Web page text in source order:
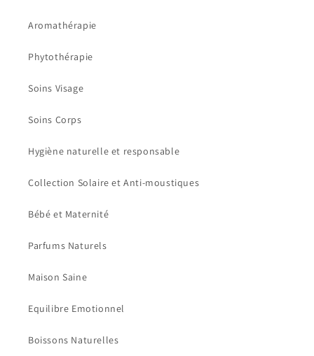
Aromathérapie
Phytothérapie
Soins Visage
Soins Corps
Hygiène naturelle et responsable
Collection Solaire et Anti-moustiques
Bébé et Maternité
Parfums Naturels
Maison Saine
Equilibre Emotionnel
Boissons Naturelles